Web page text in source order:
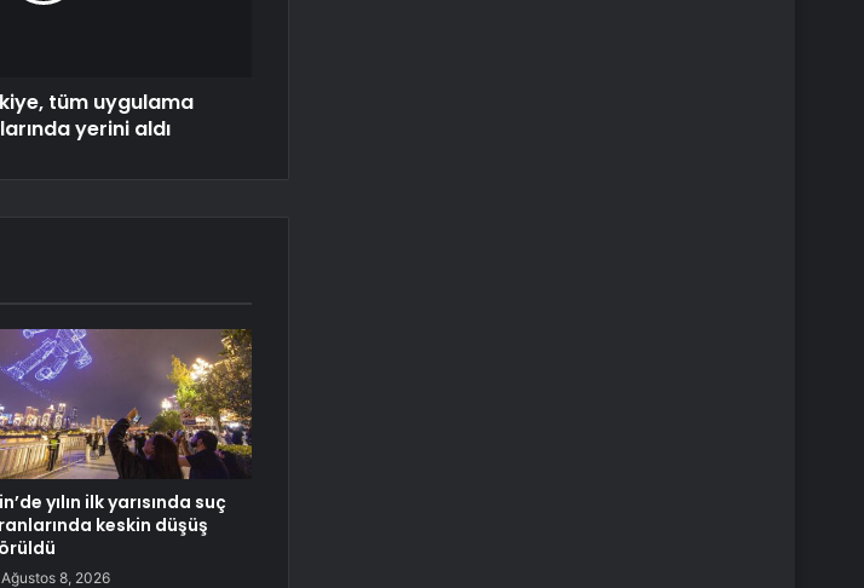
tüm uygulama
yerini aldı
yılın ilk yarısında suç
keskin düşüş
Ağustos 8, 2026